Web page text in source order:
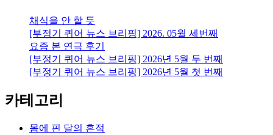
채식을 안 할 듯
[부정기 퀴어 뉴스 브리핑] 2026. 05월 세번째
요즘 본 연극 후기
[부정기 퀴어 뉴스 브리핑] 2026년 5월 두 번째
[부정기 퀴어 뉴스 브리핑] 2026년 5월 첫 번째
카테고리
몸에 핀 달의 흔적